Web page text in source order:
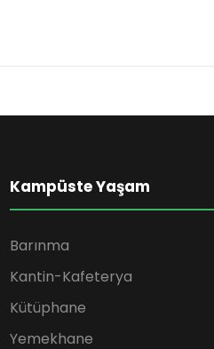
Kampüste Yaşam
Barınma
Kantin-Kafeterya
Kütüphane
Yemekhane